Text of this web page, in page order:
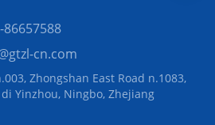
86657588
cn.com
Zhongshan East Road n.1083,
Yinzhou, Ningbo, Zhejiang